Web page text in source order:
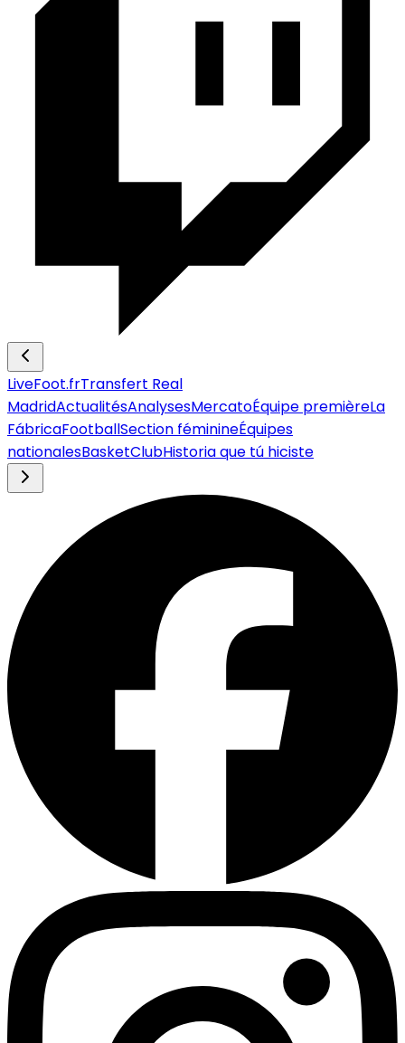
LiveFoot.frTransfert Real
MadridActualitésAnalysesMercatoÉquipe premièreLa
FábricaFootballSection féminineÉquipes
nationalesBasketClubHistoria que tú hiciste